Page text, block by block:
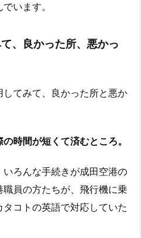
います。
、良かった所、悪かっ
てみて、良かった所と悪か
時間が短くて済むところ。
ろんな手続きが成田空港の
員の方たちが、飛行機に乗
コトの英語で対応していた